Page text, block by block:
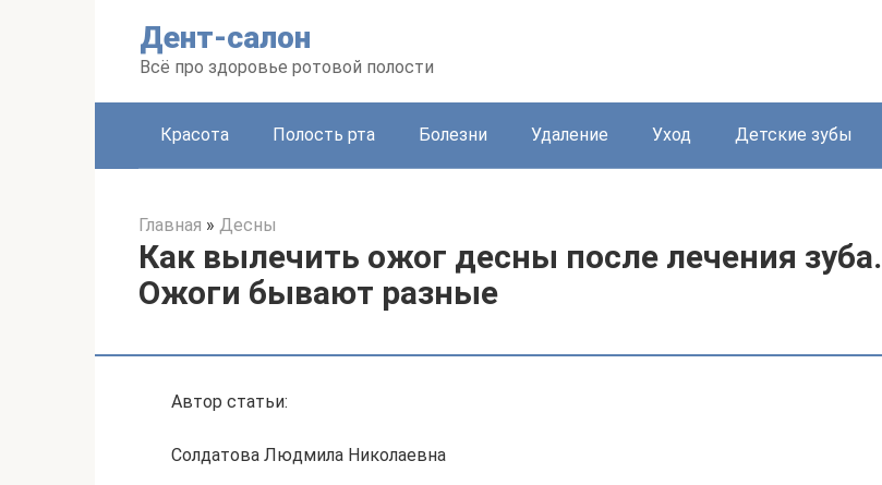
Дент-салон
Всё про здоровье ротовой полости
Красота Полость рта Болезни Удаление Уход Детские зубы
Главная » Десны
Как вылечить ожог десны после лечения зуба.
Ожоги бывают разные
Автор статьи:
Солдатова Людмила Николаевна